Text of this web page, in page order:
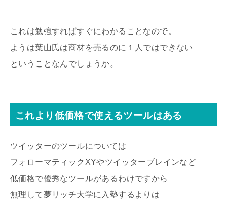
これは勉強すればすぐにわかることなので。
ようは葉山氏は商材を売るのに１人ではできない
ということなんでしょうか。
これより低価格で使えるツールはある
ツイッターのツールについては
フォローマティックXYやツイッターブレインなど
低価格で優秀なツールがあるわけですから
無理して夢リッチ大学に入塾するよりは